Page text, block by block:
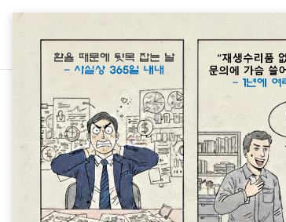
차종별 터보차저 정
Nissan
명준 Turbo ATD